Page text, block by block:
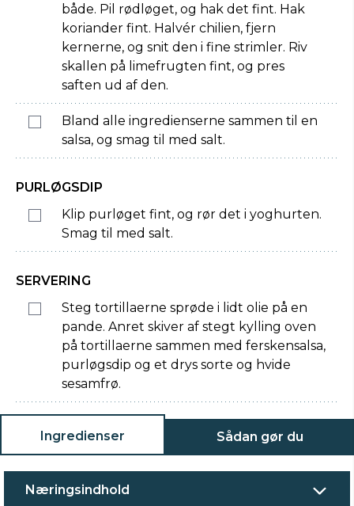
både. Pil rødløget, og hak det fint. Hak
koriander fint. Halvér chilien, fjern
kernerne, og snit den i fine strimler. Riv
skallen på limefrugten fint, og pres
saften ud af den.
Bland alle ingredienserne sammen til en
salsa, og smag til med salt.
PURLØGSDIP
Klip purløget fint, og rør det i yoghurten.
Smag til med salt.
SERVERING
Steg tortillaerne sprøde i lidt olie på en
pande. Anret skiver af stegt kylling oven
på tortillaerne sammen med ferskensalsa,
purløgsdip og et drys sorte og hvide
sesamfrø.
Ingredienser Sådan gør du
Næringsindhold